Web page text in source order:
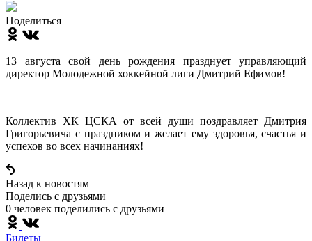
Поделиться
13 августа свой день рождения празднует управляющий
директор Молодежной хоккейной лиги Дмитрий Ефимов!
Коллектив ХК ЦСКА от всей души поздравляет Дмитрия
Григорьевича с праздником и желает ему здоровья, счастья и
успехов во всех начинаниях!
Назад к новостям
Поделись c друзьями
0 человек поделились c друзьями
Билеты